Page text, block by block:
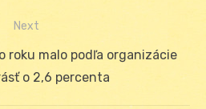
Next
roku malo podľa organizácie
o 2,6 percenta